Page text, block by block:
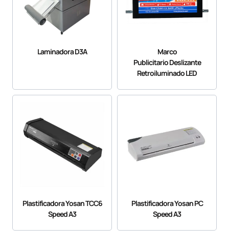
Laminadora D3A
Marco
Publicitario Deslizante
Retroiluminado LED
Plastificadora Yosan TCC6
Speed A3
Plastificadora Yosan PC
Speed A3